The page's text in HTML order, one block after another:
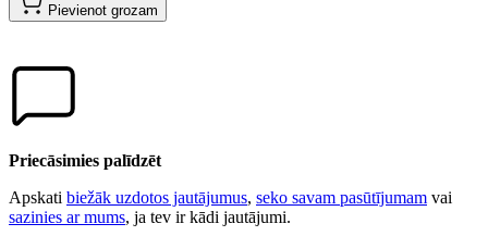
Pievienot grozam
Priecāsimies palīdzēt
Apskati biežāk uzdotos jautājumus, seko savam pasūtījumam vai
sazinies ar mums, ja tev ir kādi jautājumi.